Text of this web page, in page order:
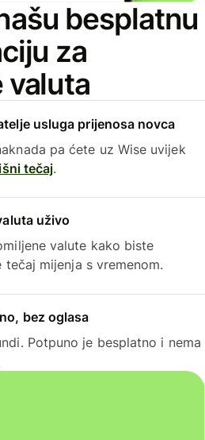
besplatnu
za
valuta
usluga prijenosa novca
pa ćete uz Wise uvijek
tečaj.
uživo
valute kako biste
mijenja s vremenom.
bez oglasa
Potpuno je besplatno i nema